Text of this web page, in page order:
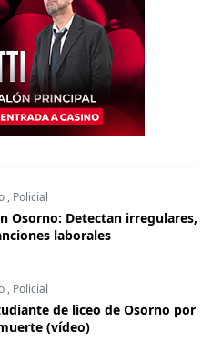
, Policial
Osorno: Detectan irregulares,
laborales
, Policial
de liceo de Osorno por
(vídeo)